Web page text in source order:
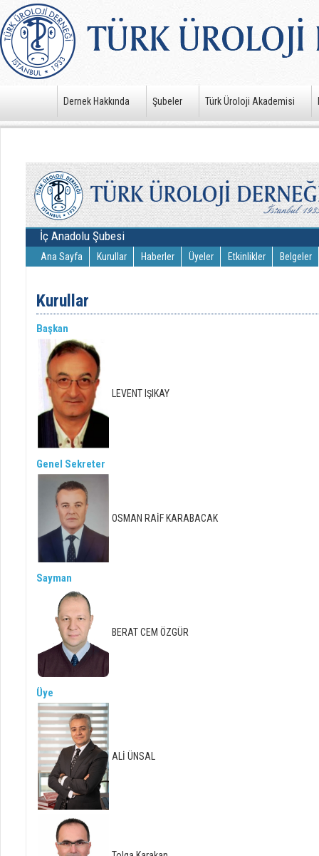
Dernek Hakkında Şubeler Türk Üroloji Akademisi
İç Anadolu Şubesi
Ana Sayfa Kurullar Haberler Üyeler Etkinlikler Belgeler
Kurullar
Başkan
LEVENT IŞIKAY
Genel Sekreter
OSMAN RAİF KARABACAK
Sayman
BERAT CEM ÖZGÜR
Üye
ALİ ÜNSAL